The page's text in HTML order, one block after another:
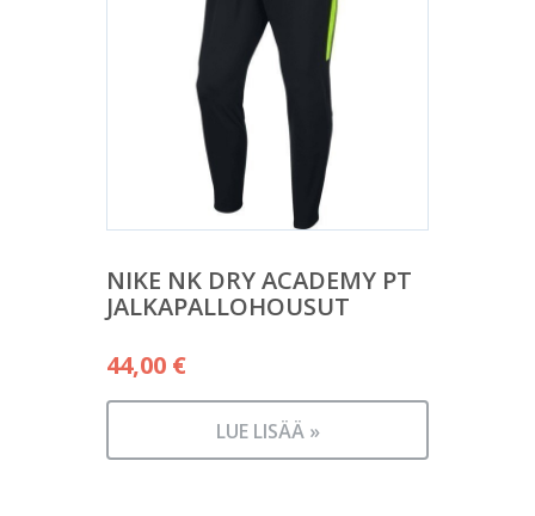
NIKE NK DRY ACADEMY PT
JALKAPALLOHOUSUT
44,00 €
LUE LISÄÄ »